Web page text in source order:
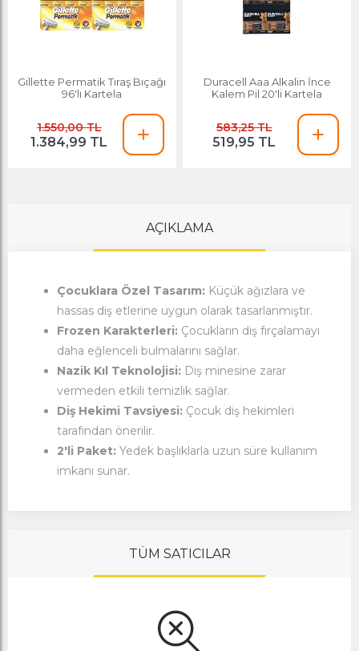
Gillette Permatik Tıraş Bıçağı
96'lı Kartela
1.550,00 TL
1.384,99 TL
Duracell Aaa Alkalin İnce
Kalem Pil 20'li Kartela
583,25 TL
519,95 TL
AÇIKLAMA
Çocuklara Özel Tasarım: Küçük ağızlara ve
hassas diş etlerine uygun olarak tasarlanmıştır.
Frozen Karakterleri: Çocukların diş fırçalamayı
daha eğlenceli bulmalarını sağlar.
Nazik Kıl Teknolojisi: Diş minesine zarar
vermeden etkili temizlik sağlar.
Diş Hekimi Tavsiyesi: Çocuk diş hekimleri
tarafından önerilir.
2'li Paket: Yedek başlıklarla uzun süre kullanım
imkanı sunar.
TÜM SATICILAR